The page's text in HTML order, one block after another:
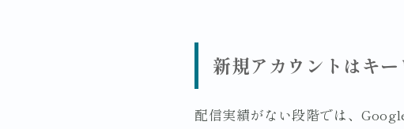
新規アカウントはキ
配信実績がない段階では、